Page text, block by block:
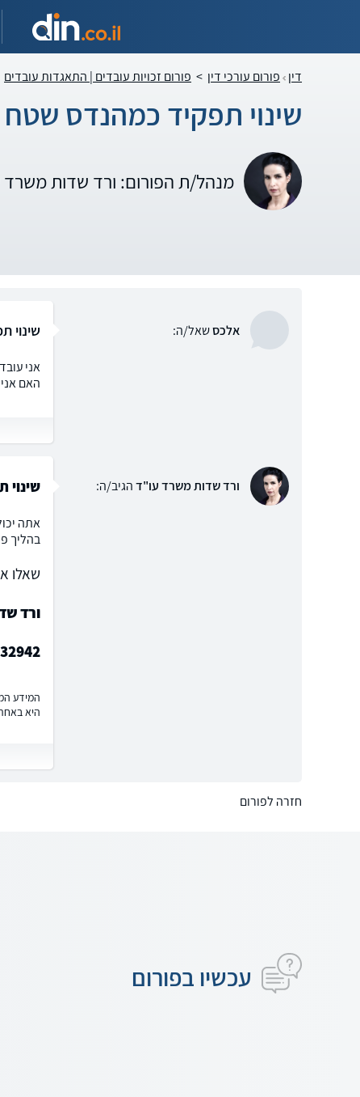
דין פורום עורכי דין > פורום זכויות עובדים | התאגדות עובדים
שינוי תפקיד כמהנדס
מנהל/ת הפורום: ורד שדות משרד
אלכסשאל/ה:
אני
האם
ורד שדות משרד עו"דהגיב/ה:
אתה
בהליך
שאלו
ורד
המידע
היא
חזרה לפורום
עכשיו בפורום